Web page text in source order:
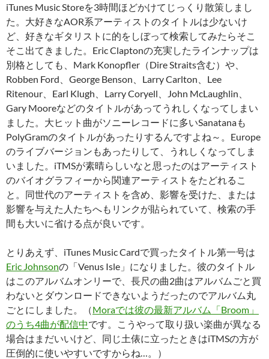
iTunes Music Storeを3時間ほどかけてじっくり散策しまし
た。大好きなAOR系アーティストのタイトルは少ないけ
ど、好きなギタリストに的をしぼって検索してみたらそこ
そこ出てきました。Eric Claptonの充実したラインナップは
別格としても、Mark Konopfler（Dire Straits含む）や、
Robben Ford、George Benson、Larry Carlton、Lee
Ritenour、Earl Klugh、Larry Coryell、John McLaughlin、
Gary Mooreなどのタイトルがあってうれしくなってしまい
ました。大ヒット曲がソニーレコードに多いSanatanaも
PolyGramのタイトルがあったりするんですよね～。Europe
のライブバージョンもあったりして、うれしくなってしま
いました。iTMSが素晴らしいなと思ったのはアーティスト
のバイオグラフィーから関連アーティストをたどれるこ
と。同世代のアーティストを含め、影響を受けた、または
影響を与えた人たちへもリンクが貼られていて、検索の手
間も大いに省ける点が良いです。
とりあえず、iTunes Music Cardで買ったタイトル第一号は
Eric Johnsonの「Venus Isle」になりました。彼のタイトル
はこのアルバムオンリーで、長尺の曲2曲はアルバムごと買
わないとダウンロードできないようだったのでアルバム丸
ごとにしました。（Moraでは彼の最新アルバム「Broom」
のうち4曲が配信中です。こうやって取り扱い楽曲が異なる
場合はまだいいけど、同じ土俵に立ったときはiTMSの方が
圧倒的に使いやすいですからね…。）